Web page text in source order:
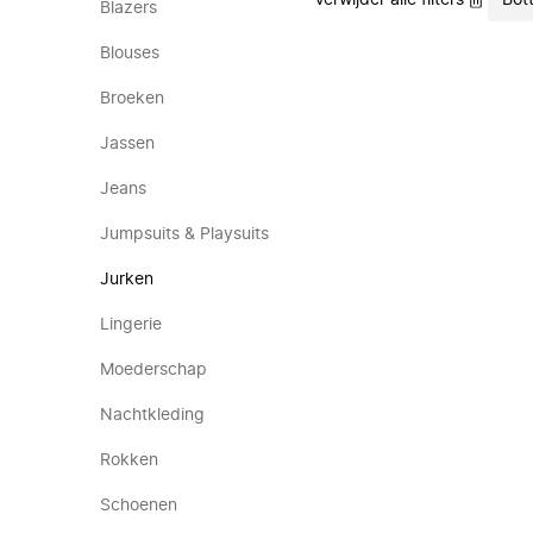
Blazers
Blouses
Broeken
Jassen
Jeans
Jumpsuits & Playsuits
Jurken
Lingerie
Moederschap
Nachtkleding
Rokken
Schoenen